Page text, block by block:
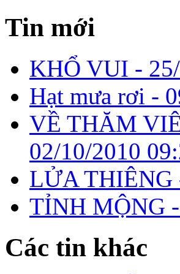
Tin mới
KHỔ VUI -
Hạt mưa rơi -
VỀ THĂM
02/10/2010
LỬA THIÊNG
TỈNH MỘNG -
Các tin khác